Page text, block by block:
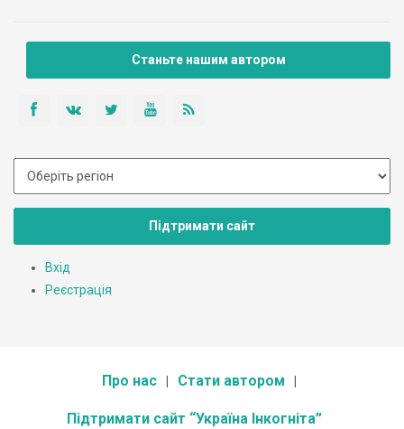
Станьте нашим автором
Підтримати сайт
Вхід
Реєстрація
Про нас Стати автором
Підтримати сайт “Україна Інкогніта”